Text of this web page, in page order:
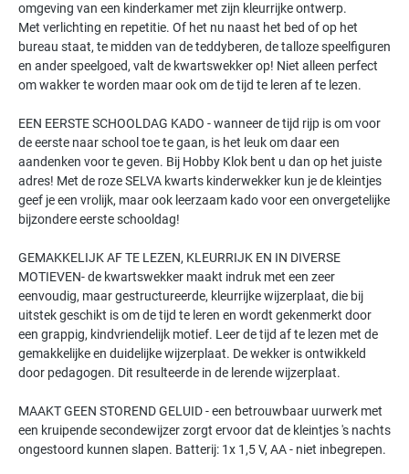
omgeving van een kinderkamer met zijn kleurrijke ontwerp.
Met verlichting en repetitie. Of het nu naast het bed of op het
bureau staat, te midden van de teddyberen, de talloze speelfiguren
en ander speelgoed, valt de kwartswekker op! Niet alleen perfect
om wakker te worden maar ook om de tijd te leren af te lezen.
EEN EERSTE SCHOOLDAG KADO - wanneer de tijd rijp is om voor
de eerste naar school toe te gaan, is het leuk om daar een
aandenken voor te geven. Bij Hobby Klok bent u dan op het juiste
adres! Met de roze SELVA kwarts kinderwekker kun je de kleintjes
geef je een vrolijk, maar ook leerzaam kado voor een onvergetelijke
bijzondere eerste schooldag!
GEMAKKELIJK AF TE LEZEN, KLEURRIJK EN IN DIVERSE
MOTIEVEN- de kwartswekker maakt indruk met een zeer
eenvoudig, maar gestructureerde, kleurrijke wijzerplaat, die bij
uitstek geschikt is om de tijd te leren en wordt gekenmerkt door
een grappig, kindvriendelijk motief. Leer de tijd af te lezen met de
gemakkelijke en duidelijke wijzerplaat. De wekker is ontwikkeld
door pedagogen. Dit resulteerde in de lerende wijzerplaat.
MAAKT GEEN STOREND GELUID - een betrouwbaar uurwerk met
een kruipende secondewijzer zorgt ervoor dat de kleintjes 's nachts
ongestoord kunnen slapen. Batterij: 1x 1,5 V, AA - niet inbegrepen.